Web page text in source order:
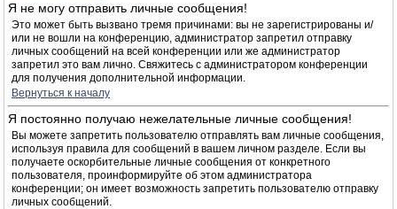
Я не могу отправить личные сообщения!
Это может быть вызвано тремя причинами: вы не зарегистрированы и/
или не вошли на конференцию, администратор запретил отправку
личных сообщений на всей конференции или же администратор
запретил это вам лично. Свяжитесь с администратором конференции
для получения дополнительной информации.
Вернуться к началу
Я постоянно получаю нежелательные личные сообщения!
Вы можете запретить пользователю отправлять вам личные сообщения,
используя правила для сообщений в вашем личном разделе. Если вы
получаете оскорбительные личные сообщения от конкретного
пользователя, проинформируйте об этом администратора
конференции; он имеет возможность запретить пользователю отправку
личных сообщений.